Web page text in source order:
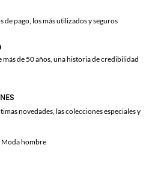
de pago, los más utilizados y seguros
más de 50 años, una historia de credibilidad
novedades, las colecciones especiales y
Moda hombre